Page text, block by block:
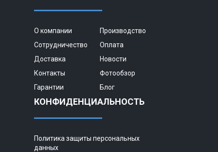
О компании
Производство
Сотрудничество
Оплата
Доставка
Новости
Контакты
Фотообзор
Гарантии
Блог
КОНФИДЕНЦИАЛЬНОСТЬ
Политика защиты персональных
данных